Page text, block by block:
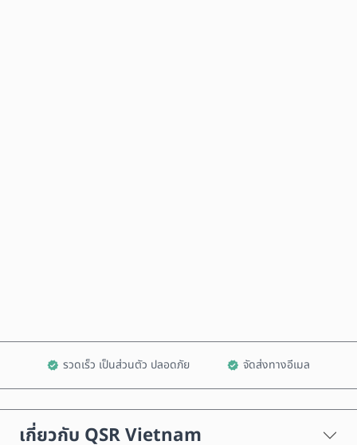
รวดเร็ว เป็นส่วนตัว ปลอดภัย จัดส่งทางอีเมล
เกี่ยวกับ QSR Vietnam